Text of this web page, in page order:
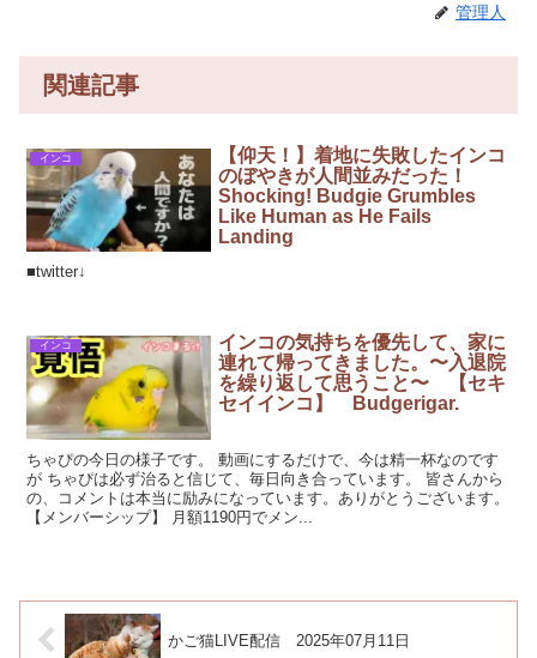
管理人
関連記事
インコ
【仰天！】着地に失敗したインコ
のぼやきが人間並みだった！
Shocking! Budgie Grumbles
Like Human as He Fails
Landing
■twitter↓
インコ
インコの気持ちを優先して、家に
連れて帰ってきました。〜入退院
を繰り返して思うこと〜 【セキ
セイインコ】 Budgerigar.
ちゃぴの今日の様子です。 動画にするだけで、今は精一杯なのです
が ちゃぴは必ず治ると信じて、毎日向き合っています。 皆さんから
の、コメントは本当に励みになっています。ありがとうございます。
【メンバーシップ】 月額1190円でメン...
かご猫LIVE配信 2025年07月11日